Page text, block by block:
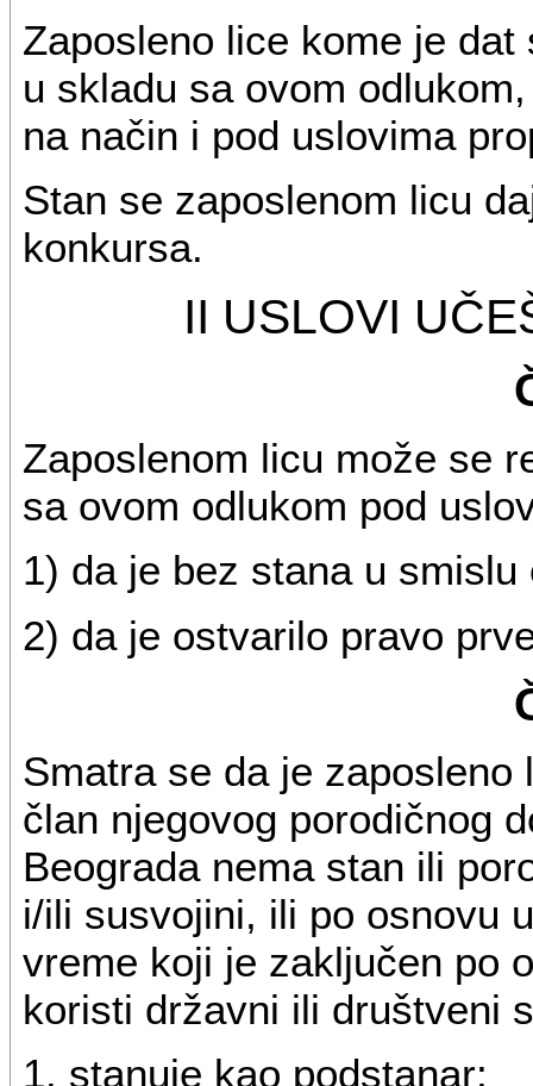
Zaposleno lice kome je
u skladu sa ovom
na način i pod uslovima
Stan se zaposlenom licu
konkursa.
II USLOVI
Zaposlenom licu može se
sa ovom odlukom pod
1) da je bez stana u smislu
2) da je ostvarilo pravo
Smatra se da je
član njegovog porodičnog
Beograda nema stan ili
i/ili susvojini, ili po osnovu
vreme koji je zaključen po
koristi državni ili društveni
1. stanuje kao podstanar;